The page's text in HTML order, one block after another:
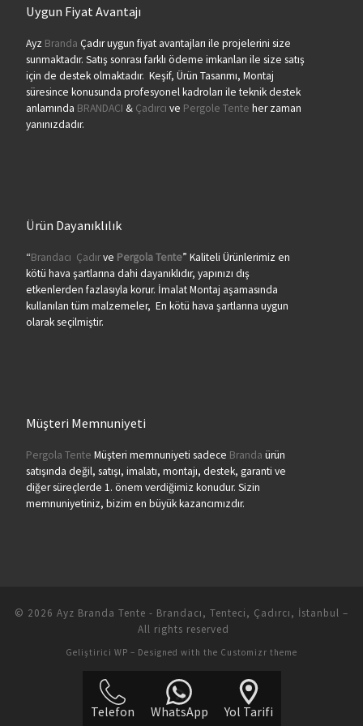
Uygun Fiyat Avantajı
Ayz Branda Çadır uygun fiyat avantajları ile projelerini size
sunmaktadır. Satış sonrası farklı ödeme imkanları ile size satış
için de destek olmaktadır. Keşif, Ürün Tasarımı, Montaj
süresince konusunda profesyonel kadroları ile teknik destek
anlamında BRANDACI & Çadırcı ve Pergole Tente her zaman
yanınızdadır.
Ürün Dayanıklılık
“Brandacı Çadırve PergolaTente” Kaliteli Ürünlerimiz en
kötü hava şartlarına dahi dayanıklıdır, yapınızı dış
etkenlerden fazlasıyla korur. İmalat Montaj aşamasında
kullanılan tüm malzemeler, En kötü hava şartlarına uygun
olarak seçilmiştir.
Müşteri Memnuniyeti
Pergola Tente Müşteri memnuniyeti sadece Branda ürün
satışında değil, satışı, imalatı, montajı, destek, garanti ve
diğer süreçlerde 1. önem verdiğimiz konudur. Sizin
memnuniyetiniz, bizim en büyük kazancımızdır.
© 2026 Ayz Branda Tente - Brandacı, Tenteci, Çadırcı, İstanbul –
All rights reserved
Geliştirici WP – Designed with the Customizr theme
Telefon WhatsApp Yol Tarifi